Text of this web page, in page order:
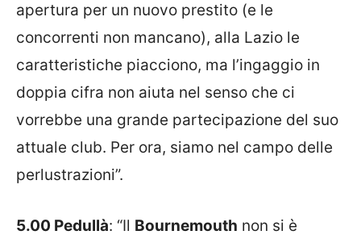
apertura per un nuovo prestito (e le
concorrenti non mancano), alla Lazio le
caratteristiche piacciono, ma l’ingaggio in
doppia cifra non aiuta nel senso che ci
vorrebbe una grande partecipazione del suo
attuale club. Per ora, siamo nel campo delle
perlustrazioni”.
5.00 Pedullà: “Il Bournemouth non si è